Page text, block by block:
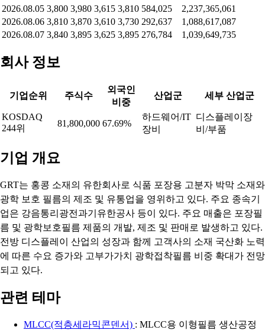
2026.08.05 3,800 3,980 3,615 3,810 584,025
2,237,365,061
2026.08.06 3,810 3,870 3,610 3,730 292,637
1,088,617,087
2026.08.07 3,840 3,895 3,625 3,895 276,784 1,039,649,735
회사 정보
기업순위 주식수
외국인
비중
산업군 세부 산업군
KOSDAQ
244위
81,800,000 67.69%
하드웨어/IT
장비
디스플레이장
비/부품
기업 개요
GRT는 홍콩 소재의 유한회사로 식품 포장용 고분자 박막 소재와
광학 보호 필름의 제조 및 유통업을 영위하고 있다. 주요 종속기
업은 강음통리광전과기유한공사 등이 있다. 주요 매출은 포장필
름 및 광학보호필름 제품의 개발, 제조 및 판매로 발생하고 있다.
전방 디스플레이 산업의 성장과 함께 고객사의 소재 국산화 노력
에 따른 수요 증가와 고부가가치 광학접착필름 비중 확대가 전망
되고 있다.
관련 테마
MLCC(적층세라믹콘덴서) : MLCC용 이형필름 생산공정